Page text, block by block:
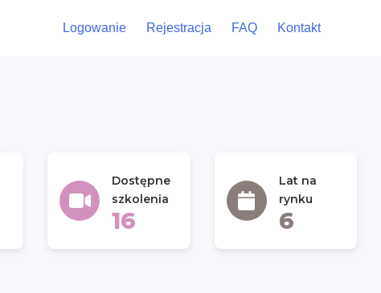
Logowanie Rejestracja FAQ Kontakt
Dostępne
szkolenia
16
Lat na
rynku
6